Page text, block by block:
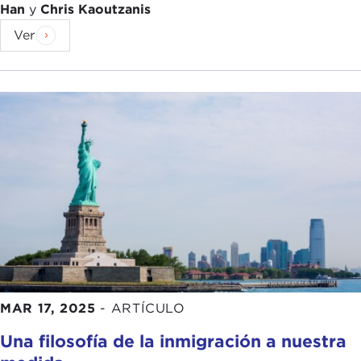
Han y Chris Kaoutzanis
Ver
MAR 17, 2025 - ARTÍCULO
Una filosofía de la inmigración a nuestra